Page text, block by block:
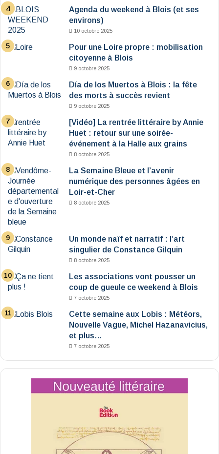
Agenda du weekend à Blois (et ses
environs)
10 octobre 2025
Pour une Loire propre : mobilisation
citoyenne à Blois
9 octobre 2025
Día de los Muertos à Blois : la fête
des morts à succès revient
9 octobre 2025
[Vidéo] La rentrée littéraire by Annie
Huet : retour sur une soirée-
événement à la Halle aux grains
8 octobre 2025
La Semaine Bleue et l’avenir
numérique des personnes âgées en
Loir-et-Cher
8 octobre 2025
Un monde naïf et narratif : l’art
singulier de Constance Gilquin
8 octobre 2025
Les associations vont pousser un
coup de gueule ce weekend à Blois
7 octobre 2025
Cette semaine aux Lobis : Météors,
Nouvelle Vague, Michel Hazanavicius,
et plus…
7 octobre 2025